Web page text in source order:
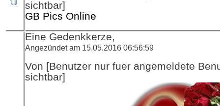
sichtbar]
GB Pics Online
Eine Gedenkkerze,
Angezündet am 15.05.2016 06:56:59
Von [Benutzer nur fuer angemeldete
sichtbar]